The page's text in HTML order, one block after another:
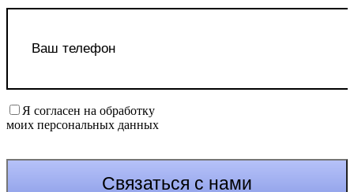
Я согласен на обработку
моих персональных данных